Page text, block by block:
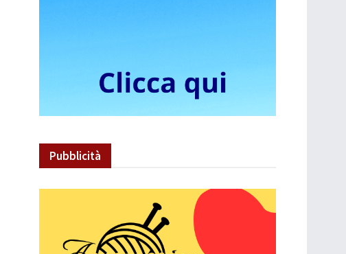
Pubblicità